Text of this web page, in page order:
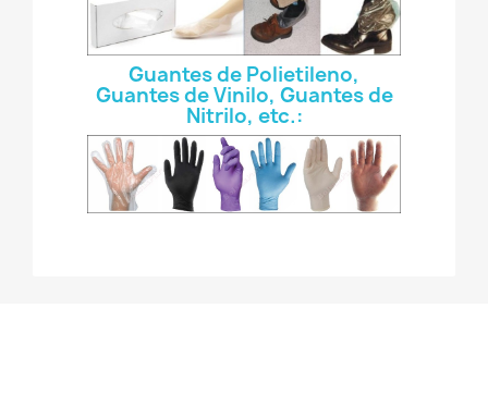
Guantes de Polietileno,
Guantes de Vinilo, Guantes de
Nitrilo, etc.: